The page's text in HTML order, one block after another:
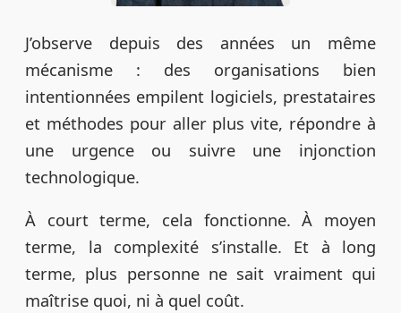
J’observe depuis des années un même
mécanisme : des organisations bien
intentionnées empilent logiciels, prestataires
et méthodes pour aller plus vite, répondre à
une urgence ou suivre une injonction
technologique.
À court terme, cela fonctionne. À moyen
terme, la complexité s’installe. Et à long
terme, plus personne ne sait vraiment qui
maîtrise quoi, ni à quel coût.